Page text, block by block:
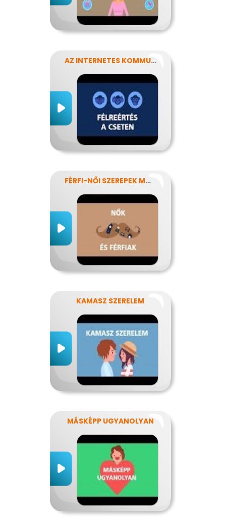
AZ INTERNETES KOMMUNIKÁCIÓ NÉHÁNY SAJÁTOSSÁGA
FÉRFI-NŐI SZEREPEK MODERN SZEMMEL
KAMASZ SZERELEM
MÁSKÉPP UGYANOLYAN